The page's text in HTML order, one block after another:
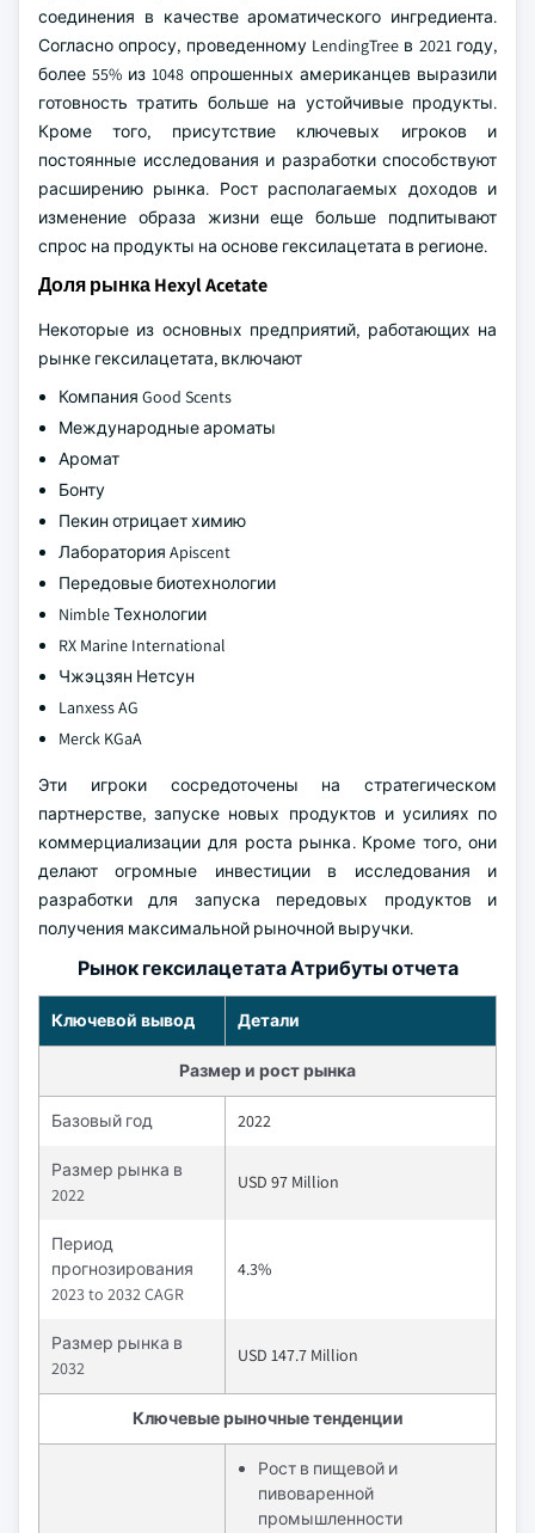
соединения в качестве ароматического ингредиента.
Согласно опросу, проведенному LendingTree в 2021 году,
более 55% из 1048 опрошенных американцев выразили
готовность тратить больше на устойчивые продукты.
Кроме того, присутствие ключевых игроков и
постоянные исследования и разработки способствуют
расширению рынка. Рост располагаемых доходов и
изменение образа жизни еще больше подпитывают
спрос на продукты на основе гексилацетата в регионе.
Доля рынка Hexyl Acetate
Некоторые из основных предприятий, работающих на
рынке гексилацетата, включают
Компания Good Scents
Международные ароматы
Аромат
Бонту
Пекин отрицает химию
Лаборатория Apiscent
Передовые биотехнологии
Nimble Технологии
RX Marine International
Чжэцзян Нетсун
Lanxess AG
Merck KGaA
Эти игроки сосредоточены на стратегическом
партнерстве, запуске новых продуктов и усилиях по
коммерциализации для роста рынка. Кроме того, они
делают огромные инвестиции в исследования и
разработки для запуска передовых продуктов и
получения максимальной рыночной выручки.
Рынок гексилацетата Атрибуты отчета
Ключевой вывод Детали
Размер и рост рынка
Базовый год 2022
Размер рынка в
2022
USD 97 Million
Период
прогнозирования
2023 to 2032 CAGR
4.3%
Размер рынка в
2032
USD 147.7 Million
Ключевые рыночные тенденции
Рост в пищевой и
пивоваренной
промышленности